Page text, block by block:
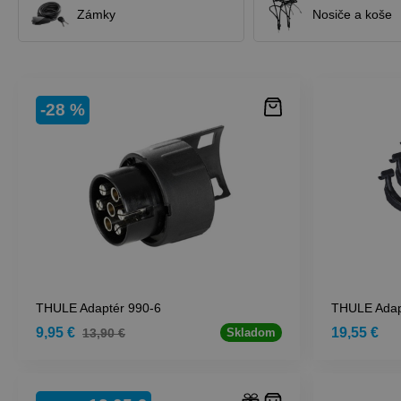
Zámky Nosiče a koše
THULE Adaptér 990-6
-28 %
9,95 € 13,90 € Skladom
THULE
19,55 €